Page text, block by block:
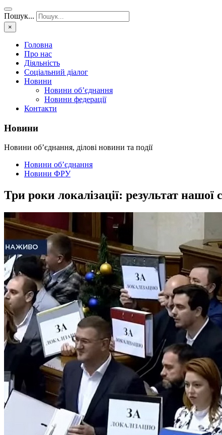
Пошук...
×
Головна
Про нас
Діяльність
Соціальний діалог
Новини
Новини об’єднання
Новини федерації
Контакти
Новини
Новини об’єднання, ділові новини та події
Новини об’єднання
Новини ФРУ
Три роки локалізації: результат нашої